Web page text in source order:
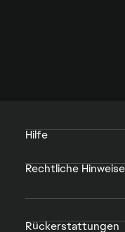
Hilfe
Rechtliche
Rückerstattungen